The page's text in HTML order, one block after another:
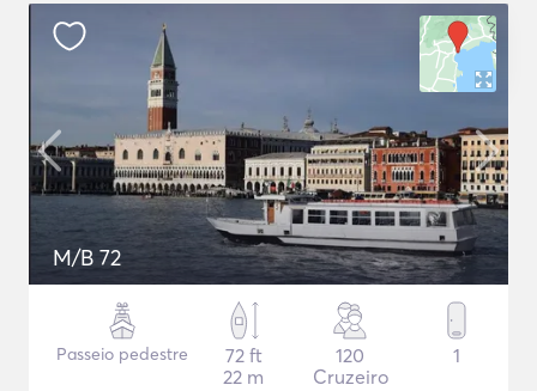
M/B 72
Passeio pedestre
72 ft
22 m
120
Cruzeiro
1